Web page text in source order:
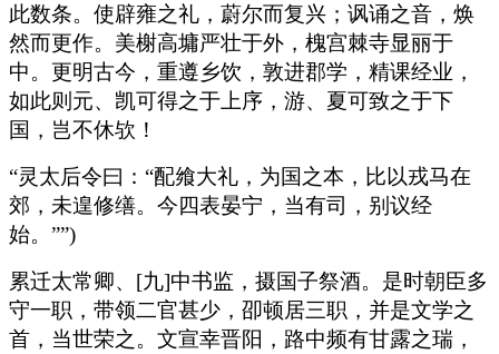
此数条。使辟雍之礼，蔚尔而复兴；讽诵之音，焕
然而更作。美榭高墉严壮于外，槐宫棘寺显丽于
中。更明古今，重遵乡饮，敦进郡学，精课经业，
如此则元、凯可得之于上序，游、夏可致之于下
国，岂不休欤！
“灵太后令曰：“配飨大礼，为国之本，比以戎马在
郊，未遑修缮。今四表晏宁，当有司，别议经
始。””)
累迁太常卿、[九]中书监，摄国子祭酒。是时朝臣多
守一职，带领二官甚少，卲顿居三职，并是文学之
首，当世荣之。文宣幸晋阳，路中频有甘露之瑞，